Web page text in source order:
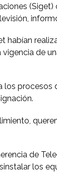
de
de
los